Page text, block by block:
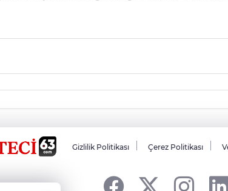
Gizlilik Politikası Çerez Politikası